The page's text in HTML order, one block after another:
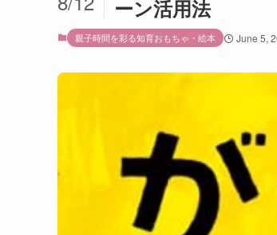
ーン活用法
親子時間を彩る知育おもちゃ・絵本 June 5,